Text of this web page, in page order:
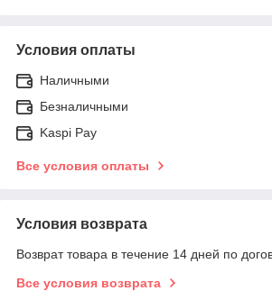
Условия оплаты
Наличными
Безналичными
Kaspi Pay
Все условия оплаты
Условия возврата
Возврат товара в течение 14 дней по
Все условия возврата